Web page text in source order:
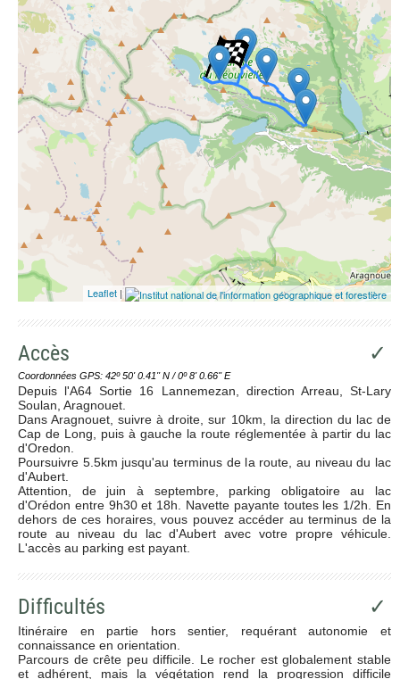
Leaflet |
Accès ✓
Coordonnées GPS: 42º 50' 0.41'' N / 0º 8' 0.66'' E
Depuis l'A64 Sortie 16 Lannemezan, direction Arreau, St-Lary
Soulan, Aragnouet.
Dans Aragnouet, suivre à droite, sur 10km, la direction du lac de
Cap de Long, puis à gauche la route réglementée à partir du lac
d'Oredon.
Poursuivre 5.5km jusqu'au terminus de la route, au niveau du lac
d'Aubert.
Attention, de juin à septembre, parking obligatoire au lac
d'Orédon entre 9h30 et 18h. Navette payante toutes les 1/2h. En
dehors de ces horaires, vous pouvez accéder au terminus de la
route au niveau du lac d'Aubert avec votre propre véhicule.
L'accès au parking est payant.
Difficultés ✓
Itinéraire en partie hors sentier, requérant autonomie et
connaissance en orientation.
Parcours de crête peu difficile. Le rocher est globalement stable
et adhérent, mais la végétation rend la progression difficile